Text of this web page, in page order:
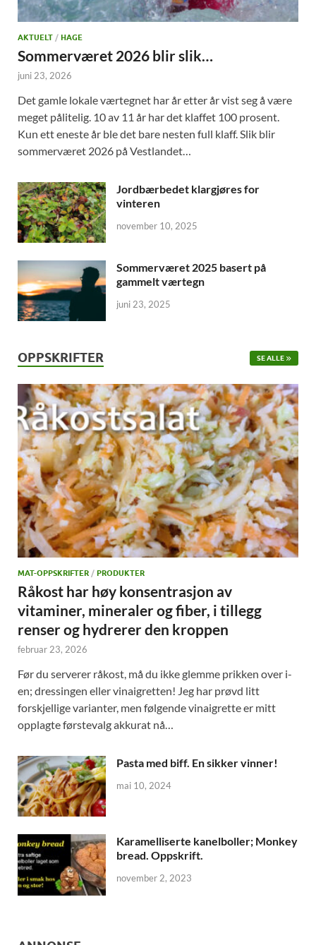
AKTUELT / HAGE
Sommerværet 2026 blir slik…
juni 23, 2026
Det gamle lokale værtegnet har år etter år vist seg å være
meget pålitelig. 10 av 11 år har det klaffet 100 prosent.
Kun ett eneste år ble det bare nesten full klaff. Slik blir
sommerværet 2026 på Vestlandet…
Jordbærbedet klargjøres for
vinteren
november 10, 2025
Sommerværet 2025 basert på
gammelt værtegn
juni 23, 2025
OPPSKRIFTER SE ALLE
MAT-OPPSKRIFTER / PRODUKTER
Råkost har høy konsentrasjon av
vitaminer, mineraler og fiber, i tillegg
renser og hydrerer den kroppen
februar 23, 2026
Før du serverer råkost, må du ikke glemme prikken over i-
en; dressingen eller vinaigretten! Jeg har prøvd litt
forskjellige varianter, men følgende vinaigrette er mitt
opplagte førstevalg akkurat nå…
Pasta med biff. En sikker vinner!
mai 10, 2024
Karamelliserte kanelboller; Monkey
bread. Oppskrift.
november 2, 2023